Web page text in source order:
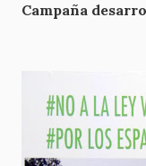
Campaña